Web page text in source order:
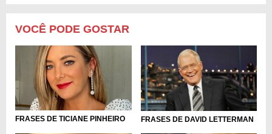
VOCÊ PODE GOSTAR
FRASES DE TICIANE PINHEIRO FRASES DE DAVID LETTERMAN